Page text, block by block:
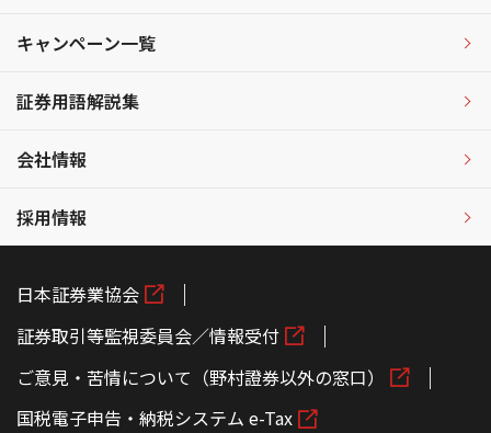
キャンペーン一覧
証券用語解説集
会社情報
採用情報
日本証券業協会
証券取引等監視委員会／情報受付
ご意見・苦情について（野村證券以外の窓口）
国税電子申告・納税システム e-Tax